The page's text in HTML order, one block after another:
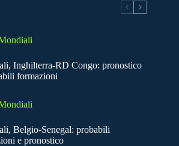
Inghilterra-RD Congo: pronostico
formazioni
Belgio-Senegal: probabili
e pronostico